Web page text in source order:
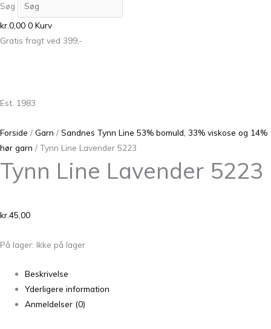
Søg
kr.0,00 0 Kurv
Gratis fragt ved 399,-
Est. 1983
Forside / Garn / Sandnes Tynn Line 53% bomuld, 33% viskose og 14%
hør garn / Tynn Line Lavender 5223
Tynn Line Lavender 5223
kr.45,00
På lager: Ikke på lager
Beskrivelse
Yderligere information
Anmeldelser (0)